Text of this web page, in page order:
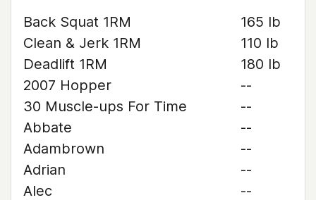
Back Squat 1RM
165 lb
Clean & Jerk 1RM
110 lb
Deadlift 1RM
180 lb
2007 Hopper
--
30 Muscle-ups For Time
--
Abbate
--
Adambrown
--
Adrian
--
Alec
--